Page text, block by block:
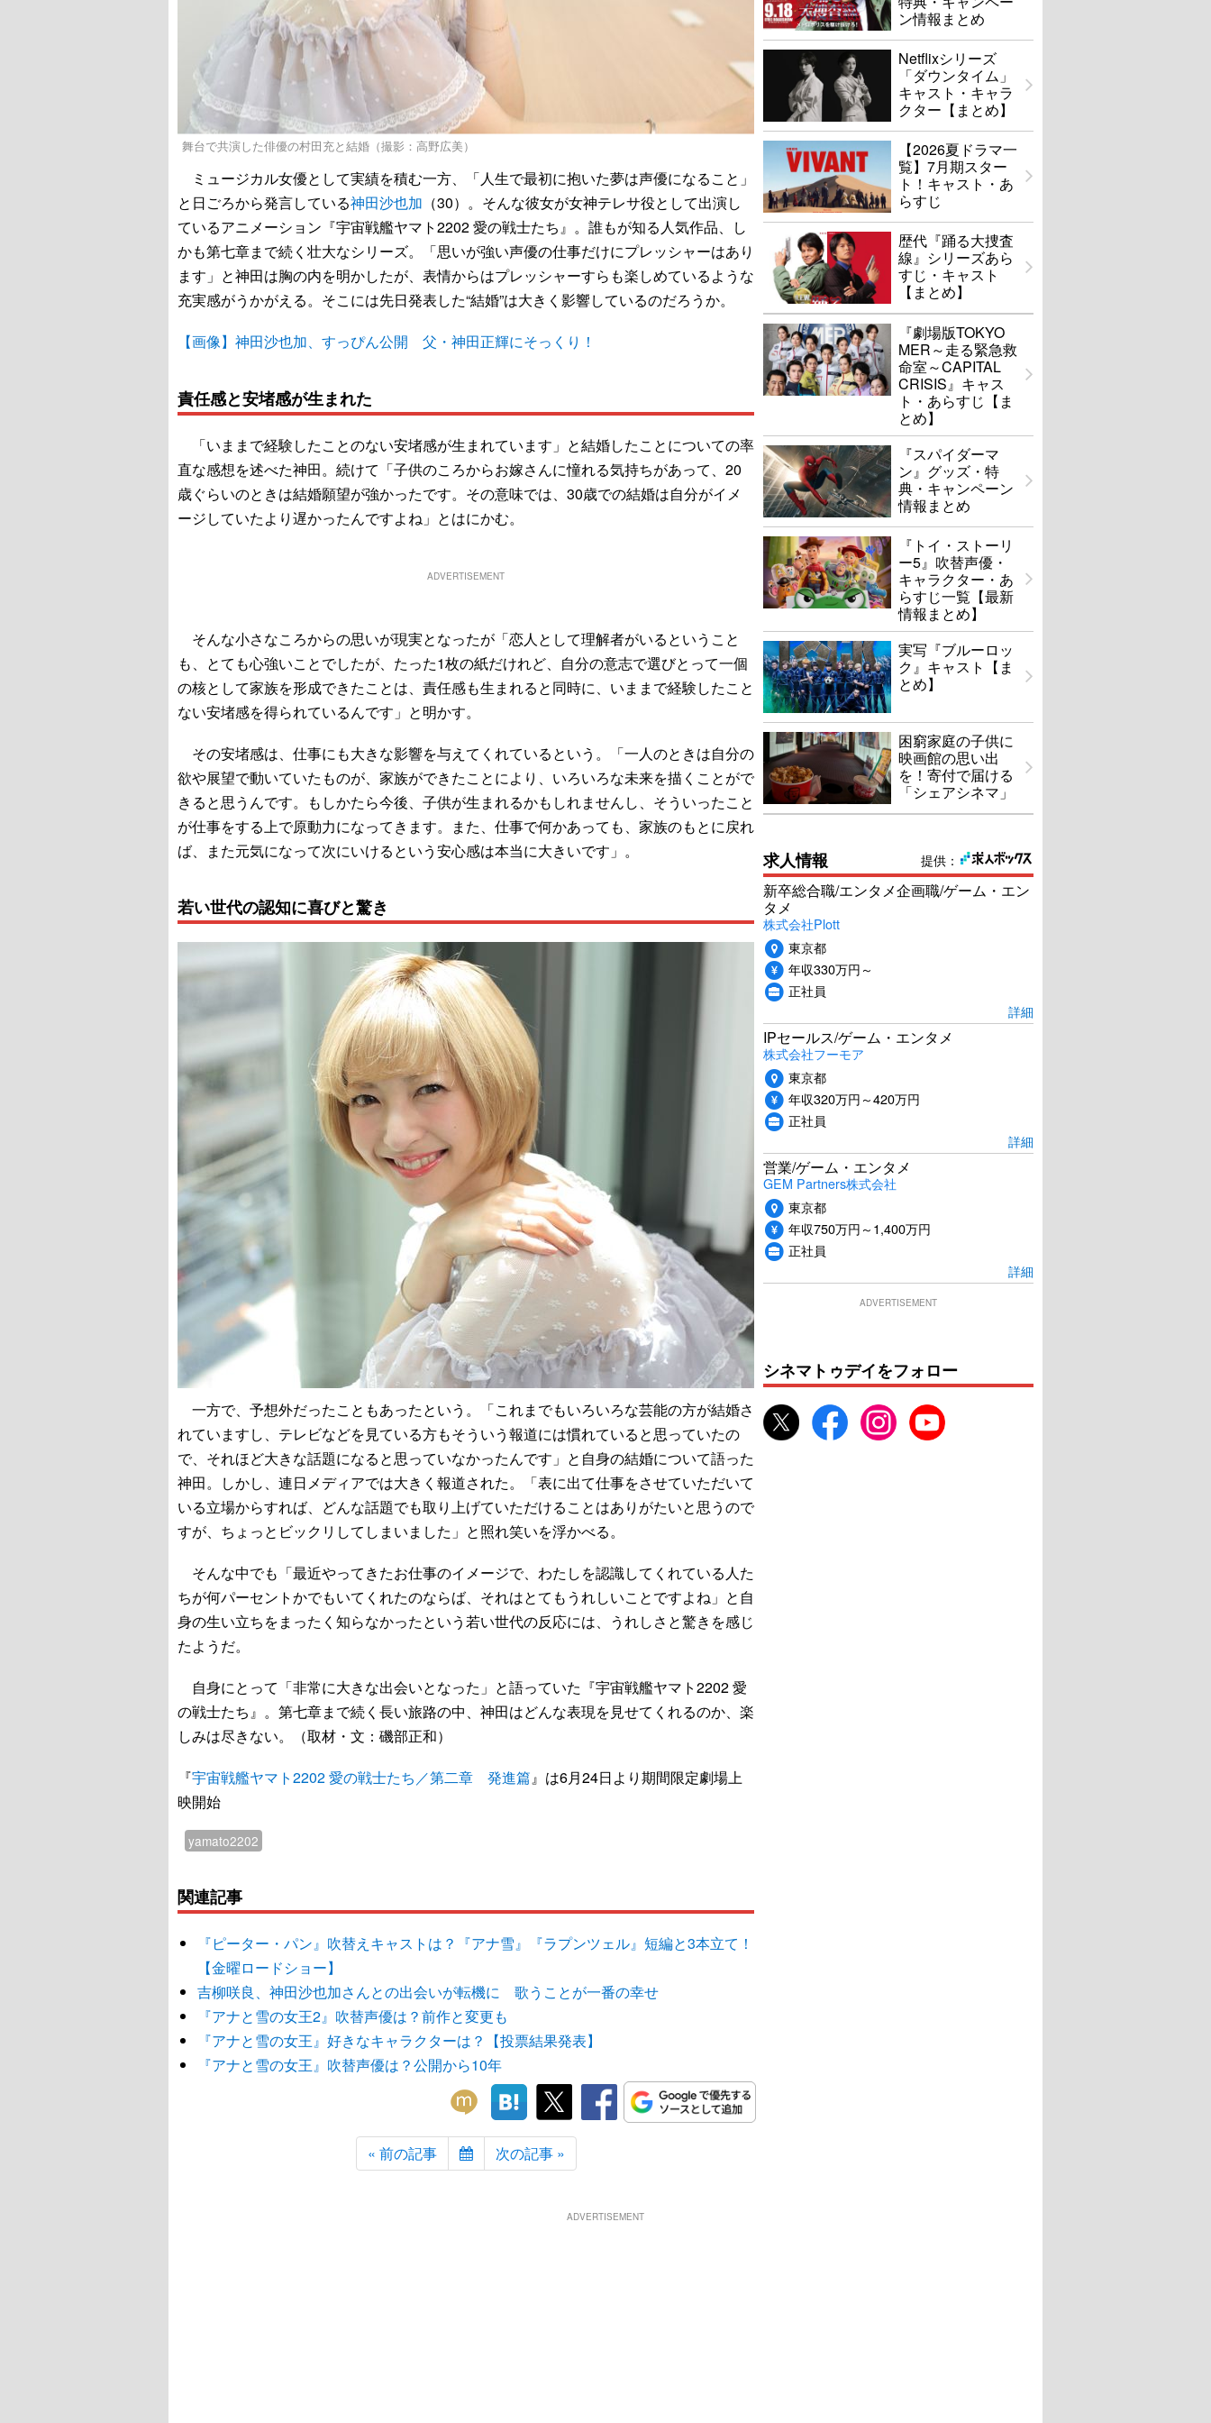
舞台で共演した俳優の村田充と結婚（撮影：高野広美）
ミュージカル女優として実績を積む一方、「人生で最初に抱いた夢は声優になること」
と日ごろから発言している神田沙也加 （30）。そんな彼女が女神テレサ役として出演し
ているアニメーション『宇宙戦艦ヤマト2202 愛の戦士たち』。誰もが知る人気作品、し
かも第七章まで続く壮大なシリーズ。「思いが強い声優の仕事だけにプレッシャーはあり
ます」と神田は胸の内を明かしたが、表情からはプレッシャーすらも楽しめているような
充実感がうかがえる。そこには先日発表した“結婚”は大きく影響しているのだろうか。
【画像】神田沙也加、すっぴん公開 父・神田正輝にそっくり！
責任感と安堵感が生まれた
「いままで経験したことのない安堵感が生まれています」と結婚したことについての率
直な感想を述べた神田。続けて「子供のころからお嫁さんに憧れる気持ちがあって、20
歳ぐらいのときは結婚願望が強かったです。その意味では、30歳での結婚は自分がイメ
ージしていたより遅かったんですよね」とはにかむ。
ADVERTISEMENT
そんな小さなころからの思いが現実となったが「恋人として理解者がいるということ
も、とても心強いことでしたが、たった1枚の紙だけれど、自分の意志で選びとって一個
の核として家族を形成できたことは、責任感も生まれると同時に、いままで経験したこと
ない安堵感を得られているんです」と明かす。
その安堵感は、仕事にも大きな影響を与えてくれているという。「一人のときは自分の
欲や展望で動いていたものが、家族ができたことにより、いろいろな未来を描くことがで
きると思うんです。もしかたら今後、子供が生まれるかもしれませんし、そういったこと
が仕事をする上で原動力になってきます。また、仕事で何かあっても、家族のもとに戻れ
ば、また元気になって次にいけるという安心感は本当に大きいです」。
若い世代の認知に喜びと驚き
一方で、予想外だったこともあったという。「これまでもいろいろな芸能の方が結婚さ
れていますし、テレビなどを見ている方もそういう報道には慣れていると思っていたの
で、それほど大きな話題になると思っていなかったんです」と自身の結婚について語った
神田。しかし、連日メディアでは大きく報道された。「表に出て仕事をさせていただいて
いる立場からすれば、どんな話題でも取り上げていただけることはありがたいと思うので
すが、ちょっとビックリしてしまいました」と照れ笑いを浮かべる。
そんな中でも「最近やってきたお仕事のイメージで、わたしを認識してくれている人た
ちが何パーセントかでもいてくれたのならば、それはとてもうれしいことですよね」と自
身の生い立ちをまったく知らなかったという若い世代の反応には、うれしさと驚きを感じ
たようだ。
自身にとって「非常に大きな出会いとなった」と語っていた『宇宙戦艦ヤマト2202 愛
の戦士たち』。第七章まで続く長い旅路の中、神田はどんな表現を見せてくれるのか、楽
しみは尽きない。（取材・文：磯部正和）
『宇宙戦艦ヤマト2202 愛の戦士たち／第二章 発進篇』は6月24日より期間限定劇場上
映開始
yamato2202
関連記事
『ピーター・パン』吹替えキャストは？『アナ雪』『ラプンツェル』短編と3本立て！
【金曜ロードショー】
吉柳咲良、神田沙也加さんとの出会いが転機に 歌うことが一番の幸せ
『アナと雪の女王2』吹替声優は？前作と変更も
『アナと雪の女王』好きなキャラクターは？【投票結果発表】
『アナと雪の女王』吹替声優は？公開から10年
« 前の記事 次の記事 »
ン情報まとめ
Netflixシリーズ
「ダウンタイム」
キャスト・キャラ
クター【まとめ】
【2026夏ドラマ一
覧】7月期スター
ト！キャスト・あ
らすじ
歴代『踊る大捜査
線』シリーズあら
すじ・キャスト
【まとめ】
『劇場版TOKYO
MER～走る緊急救
命室～CAPITAL
CRISIS』キャス
ト・あらすじ【ま
とめ】
『スパイダーマ
ン』グッズ・特
典・キャンペーン
情報まとめ
『トイ・ストーリ
ー5』吹替声優・
キャラクター・あ
らすじ一覧【最新
情報まとめ】
実写『ブルーロッ
ク』キャスト【ま
とめ】
困窮家庭の子供に
映画館の思い出
を！寄付で届ける
「シェアシネマ」
提供：
求人情報
新卒総合職/エンタメ企画職/ゲーム・エン
タメ
株式会社Plott
東京都
年収330万円～
正社員
詳細
IPセールス/ゲーム・エンタメ
株式会社フーモア
東京都
年収320万円～420万円
正社員
詳細
営業/ゲーム・エンタメ
GEM Partners株式会社
東京都
年収750万円～1,400万円
正社員
詳細
ADVERTISEMENT
シネマトゥデイをフォロー
ADVERTISEMENT